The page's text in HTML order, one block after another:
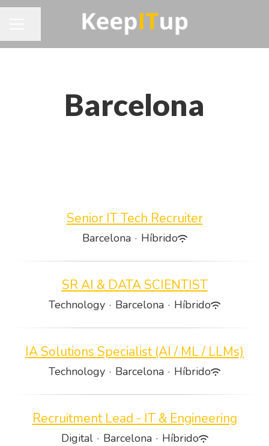
MENÚ DE EMPLEO
Compartir página
Barcelona
Senior IT Tech Recruiter
Barcelona · Híbrido
SR AI & DATA SCIENTIST
Technology · Barcelona · Híbrido
IA Solutions Specialist (AI / ML / LLMs)
Technology · Barcelona · Híbrido
Recruitment Lead - IT & Engineering
Digital · Barcelona · Híbrido